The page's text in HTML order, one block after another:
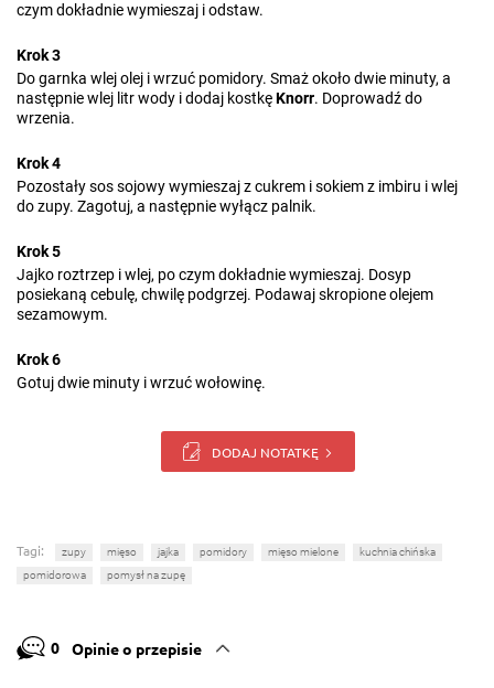
czym dokładnie wymieszaj i odstaw.
Krok 3
Do garnka wlej olej i wrzuć pomidory. Smaż około dwie minuty, a
następnie wlej litr wody i dodaj kostkęKnorr. Doprowadź do
wrzenia.
Krok 4
Pozostały sos sojowy wymieszaj z cukrem i sokiem z imbiru i wlej
do zupy. Zagotuj, a następnie wyłącz palnik.
Krok 5
Jajko roztrzep i wlej, po czym dokładnie wymieszaj. Dosyp
posiekaną cebulę, chwilę podgrzej. Podawaj skropione olejem
sezamowym.
Krok 6
Gotuj dwie minuty i wrzuć wołowinę.
DODAJ NOTATKĘ
Tagi: zupy mięso jajka pomidory mięso mielone
kuchnia chińska
pomidorowa
pomysł na zupę
0 Opinie o przepisie